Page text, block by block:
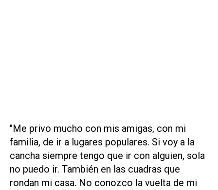
"Me privo mucho con mis amigas, con mi
familia, de ir a lugares populares. Si voy a la
cancha siempre tengo que ir con alguien, sola
no puedo ir. También en las cuadras que
rondan mi casa. No conozco la vuelta de mi